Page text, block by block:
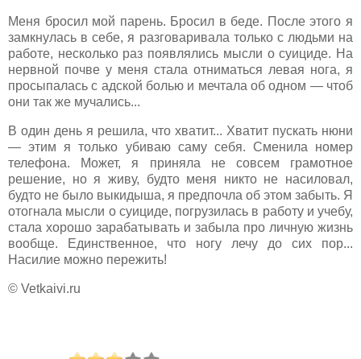
Меня бросил мой парень. Бросил в беде. После этого я
замкнулась в себе, я разговаривала только с людьми на
работе, несколько раз появлялись мысли о суициде. На
нервной почве у меня стала отниматься левая нога, я
просыпалась с адской болью и мечтала об одном — чтоб
они так же мучались...
В один день я решила, что хватит... Хватит пускать нюни
— этим я только убиваю саму себя. Сменила номер
телефона. Может, я приняла не совсем грамотное
решение, но я живу, будто меня никто не насиловал,
будто не было выкидыша, я предпочла об этом забыть. Я
отогнала мысли о суициде, погрузилась в работу и учебу,
стала хорошо зарабатывать и забыла про личную жизнь
вообще. Единственное, что ногу лечу до сих пор...
Насилие можно пережить!
© Vetkaivi.ru